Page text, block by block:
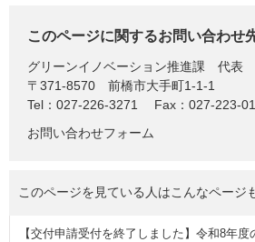
このページに関するお問い合わせ
グリーンイノベーション推進課
代表
〒371-8570
前橋市大手町1-1-1
Tel：027-226-3271
Fax：027-223-
お問い合わせフォーム
このページを見ている人はこんなページ
【交付申請受付を終了しました】令和8年